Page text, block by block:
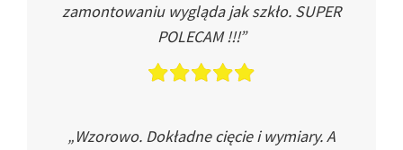
zamontowaniu wygląda jak szkło. SUPER
POLECAM !!!”
„Wzorowo. Dokładne cięcie i wymiary. A